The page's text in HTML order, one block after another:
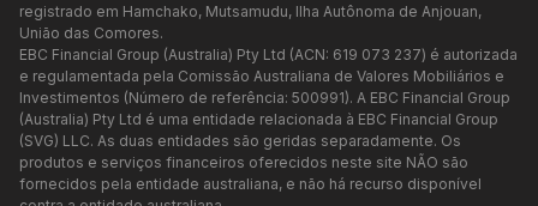
registrado em Hamchako, Mutsamudu, Ilha Autônoma de Anjouan,
União das Comores.
EBC Financial Group (Australia) Pty Ltd (ACN: 619 073 237) é autorizada
e regulamentada pela Comissão Australiana de Valores Mobiliários e
Investimentos (Número de referência: 500991). A EBC Financial Group
(Australia) Pty Ltd é uma entidade relacionada à EBC Financial Group
(SVG) LLC. As duas entidades são geridas separadamente. Os
produtos e serviços financeiros oferecidos neste site NÃO são
fornecidos pela entidade australiana, e não há recurso disponível